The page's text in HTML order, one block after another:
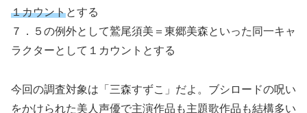
１カウントとする
７．５の例外として鷲尾須美＝東郷美森といった同一キャ
ラクターとして１カウントとする
今回の調査対象は「三森すずこ」だよ。ブシロードの呪い
をかけられた美人声優で主演作品も主題歌作品も結構多い